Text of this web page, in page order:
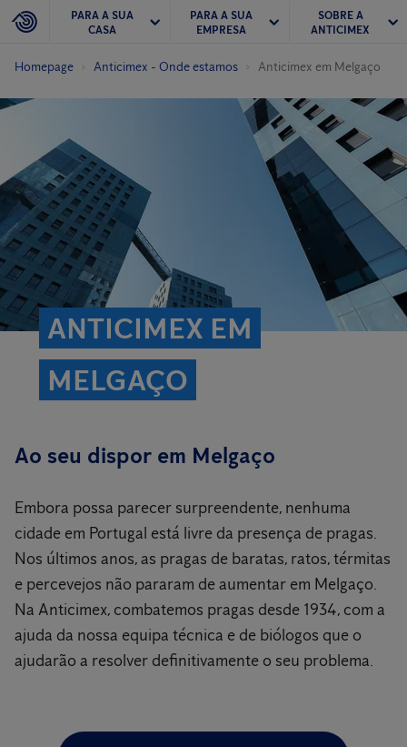
PARA A SUA
CASA
PARA A SUA
EMPRESA
SOBRE A
ANTICIMEX
Homepage Anticimex - Onde estamos Anticimex em Melgaço
ANTICIMEX EM
MELGAÇO
Ao seu dispor em Melgaço
Embora possa parecer surpreendente, nenhuma
cidade em Portugal está livre da presença de pragas.
Nos últimos anos, as pragas de baratas, ratos, térmitas
e percevejos não pararam de aumentar em Melgaço.
Na Anticimex, combatemos pragas desde 1934, com a
ajuda da nossa equipa técnica e de biólogos que o
ajudarão a resolver definitivamente o seu problema.